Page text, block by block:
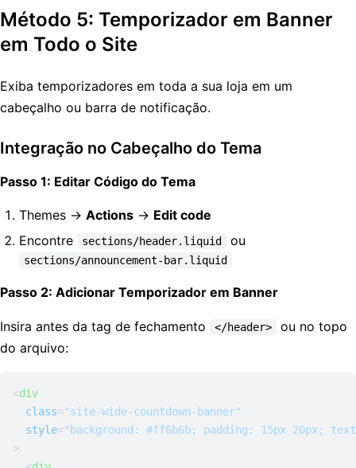
Método 5: Temporizador em Banner
em Todo o Site
Exiba temporizadores em toda a sua loja em um
cabeçalho ou barra de notificação.
Integração no Cabeçalho do Tema
Passo 1: Editar Código do Tema
Themes → Actions → Edit code
Encontre
sections/header.liquid ou
sections/announcement-bar.liquid
Passo 2: Adicionar Temporizador em Banner
Insira antes da tag de fechamento </header>
ou no topo
do arquivo:
<div
class="site-wide-countdown-banner"
style="background: #ff6b6b; padding: 15px 20px;
>